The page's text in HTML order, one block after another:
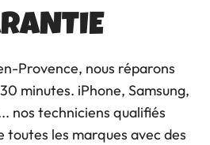
Provence, nous réparons
minutes. iPhone, Samsung,
nos techniciens qualifiés
toutes les marques avec des